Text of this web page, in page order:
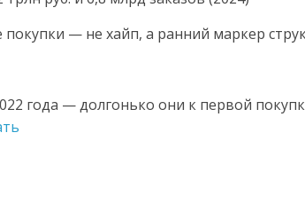
— не хайп, а ранний маркер
года — долгонько они к первой